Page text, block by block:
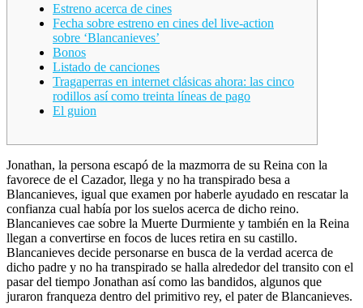
Estreno acerca de cines
Fecha sobre estreno en cines del live-action
sobre ‘Blancanieves’
Bonos
Listado de canciones
Tragaperras en internet clásicas ahora: las cinco
rodillos así­ como treinta líneas de pago
El guion
Jonathan, la persona escapó de la mazmorra de su Reina con la
favorece de el Cazador, llega y no ha transpirado besa a
Blancanieves, igual que examen por haberle ayudado en rescatar la
confianza cual había por los suelos acerca de dicho reino.
Blancanieves cae sobre la Muerte Durmiente y también en la Reina
llegan a convertirse en focos de luces retira en su castillo.
Blancanieves decide personarse en busca de la verdad acerca de
dicho padre y no ha transpirado se halla alrededor del transito con el
pasar del tiempo Jonathan así­ como las bandidos, algunos que
juraron franqueza dentro del primitivo rey, el pater de Blancanieves.